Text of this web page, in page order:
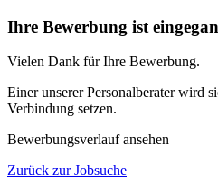
Ihre Bewerbung ist
Vielen Dank für Ihre Bewerbung.
Einer unserer Personalberater wird
Verbindung setzen.
Bewerbungsverlauf ansehen
Zurück zur Jobsuche